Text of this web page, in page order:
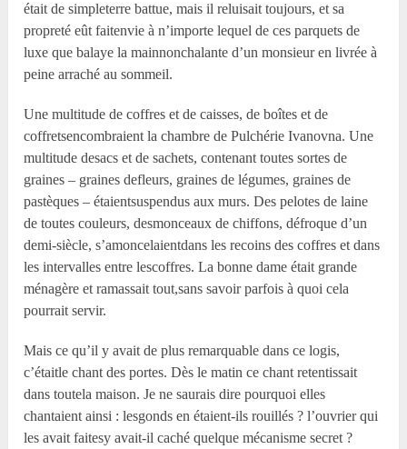
était de simpleterre battue, mais il reluisait toujours, et sa
propreté eût faitenvie à n’importe lequel de ces parquets de
luxe que balaye la mainnonchalante d’un monsieur en livrée à
peine arraché au sommeil.
Une multitude de coffres et de caisses, de boîtes et de
coffretsencombraient la chambre de Pulchérie Ivanovna. Une
multitude desacs et de sachets, contenant toutes sortes de
graines – graines defleurs, graines de légumes, graines de
pastèques – étaientsuspendus aux murs. Des pelotes de laine
de toutes couleurs, desmonceaux de chiffons, défroque d’un
demi-siècle, s’amoncelaientdans les recoins des coffres et dans
les intervalles entre lescoffres. La bonne dame était grande
ménagère et ramassait tout,sans savoir parfois à quoi cela
pourrait servir.
Mais ce qu’il y avait de plus remarquable dans ce logis,
c’étaitle chant des portes. Dès le matin ce chant retentissait
dans toutela maison. Je ne saurais dire pourquoi elles
chantaient ainsi : lesgonds en étaient-ils rouillés ? l’ouvrier qui
les avait faitesy avait-il caché quelque mécanisme secret ?